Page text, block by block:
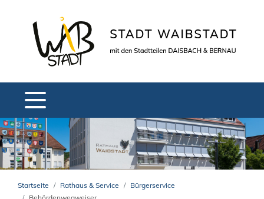
Startseite Rathaus & Service
Bürgerservice
Behördenwegweiser